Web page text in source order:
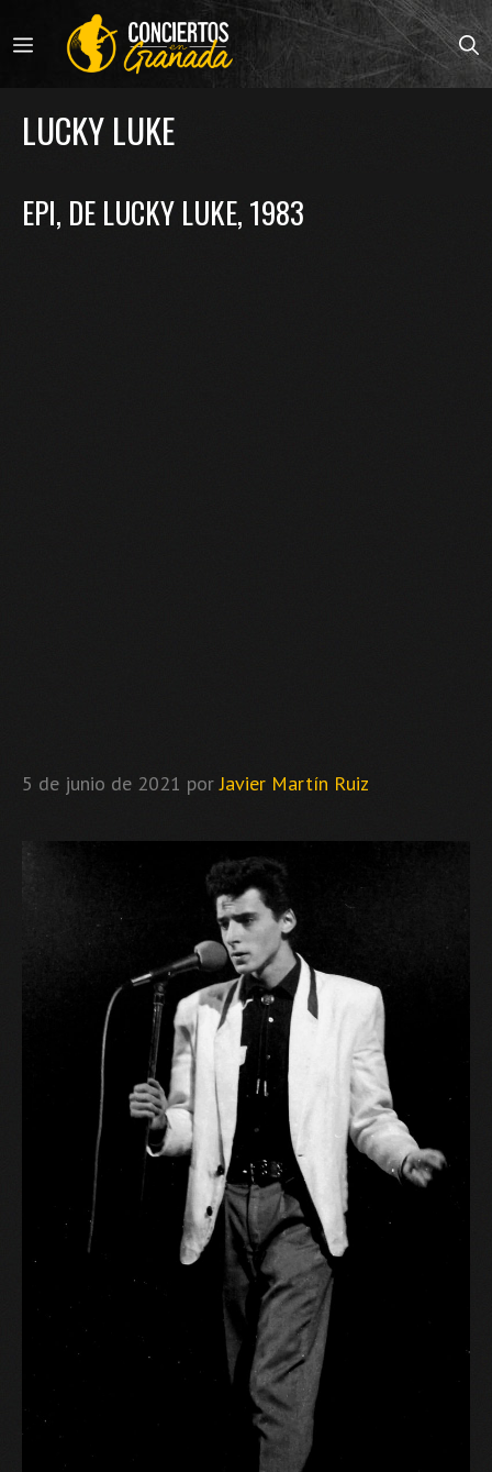
al
contenido
MENÚ
LUCKY LUKE
EPI, DE LUCKY LUKE, 1983
5 de junio de 2021 porJavier Martín Ruiz